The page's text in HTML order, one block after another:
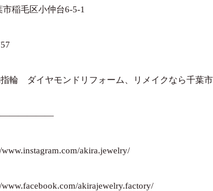
稲毛区小仲台6-5-1
輪 ダイヤモンドリフォーム、リメイクなら千葉
www.instagram.com/akira.jewelry/
www.facebook.com/akirajewelry.factory/